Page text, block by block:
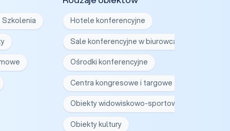
Szkolenia Hotele konferencyjne
Sale konferencyjne w biurowcach
Ośrodki konferencyjne
Centra kongresowe i targowe
Obiekty widowiskowo-sportowe
Obiekty kultury